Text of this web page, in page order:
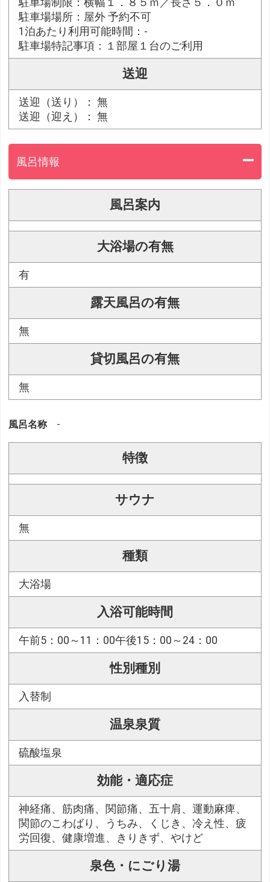
駐車場制限：横幅１．８５ｍ／長さ５．０ｍ
駐車場場所：屋外 予約不可
1泊あたり利用可能時間：-
駐車場特記事項：１部屋１台のご利用
送迎
送迎（送り）： 無
送迎（迎え）： 無
風呂情報
風呂案内
大浴場の有無
有
露天風呂の有無
無
貸切風呂の有無
無
風呂名称 -
特徴
サウナ
無
種類
大浴場
入浴可能時間
午前5：00～11：00午後15：00～24：00
性別種別
入替制
温泉泉質
硫酸塩泉
効能・適応症
神経痛、筋肉痛、関節痛、五十肩、運動麻痺、
関節のこわばり、うちみ、くじき、冷え性、疲
労回復、健康増進、きりきず、やけど
泉色・にごり湯